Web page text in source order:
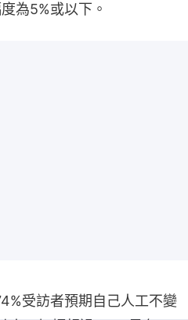
為5%或以下。
受訪者預期自己人工不變